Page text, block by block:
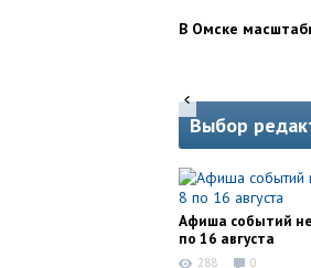
В Омске
Выбор
Афиша событий
по 16 августа
288 0